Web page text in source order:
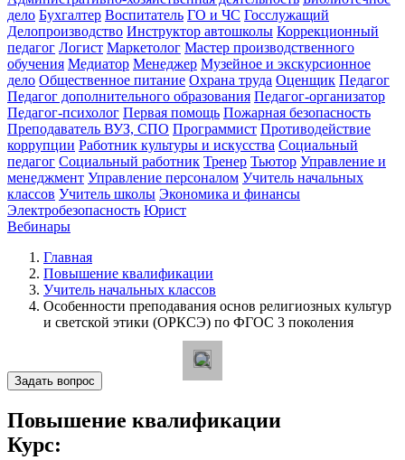
дело Бухгалтер Воспитатель ГО и ЧС Госслужащий
Делопроизводство Инструктор автошколы Коррекционный
педагог Логист Маркетолог Мастер производственного
обучения Медиатор Менеджер Музейное и экскурсионное
дело Общественное питание Охрана труда Оценщик Педагог
Педагог дополнительного образования Педагог-организатор
Педагог-психолог Первая помощь Пожарная безопасность
Преподаватель ВУЗ, СПО Программист Противодействие
коррупции Работник культуры и искусства Социальный
педагог Социальный работник Тренер Тьютор Управление и
менеджмент Управление персоналом Учитель начальных
классов Учитель школы Экономика и финансы
Электробезопасность Юрист
Вебинары
Главная
Повышение квалификации
Учитель начальных классов
Особенности преподавания основ религиозных культур
и светской этики (ОРКСЭ) по ФГОС 3 поколения
Задать вопрос
Повышение квалификации
Курс: